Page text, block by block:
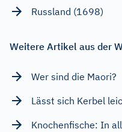
Russland (1698)
Weitere Artikel aus der
Wer sind die Maori?
Lässt sich Kerbel
Knochenfische: In